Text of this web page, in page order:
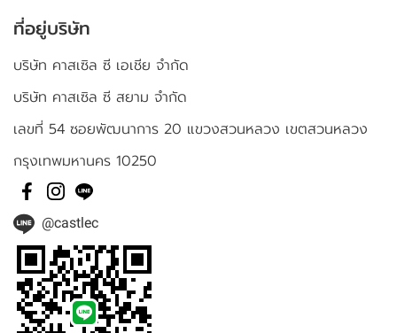
ที่อยู่บริษัท
บริษัท คาสเซิล ซี เอเชีย จำกัด
บริษัท คาสเซิล ซี สยาม จำกัด
เลขที่ 54 ซอยพัฒนาการ 20 แขวงสวนหลวง เขตสวนหลวง
กรุงเทพมหานคร 10250
@castlec